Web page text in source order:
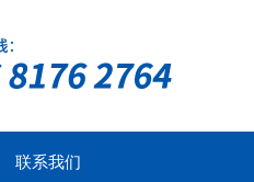
联系我们